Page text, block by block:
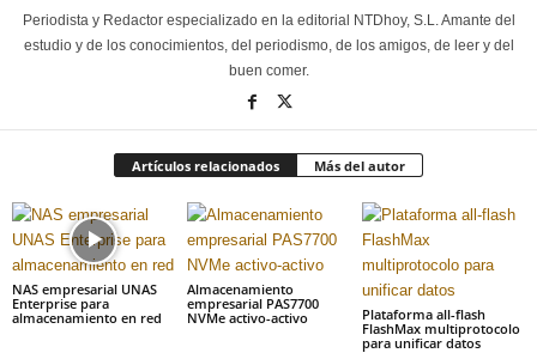
Periodista y Redactor especializado en la editorial NTDhoy, S.L. Amante del
estudio y de los conocimientos, del periodismo, de los amigos, de leer y del
buen comer.
Artículos relacionados Más del autor
NAS empresarial UNAS
Enterprise para
almacenamiento en red
Almacenamiento
empresarial PAS7700
NVMe activo-activo
Plataforma all-flash
FlashMax multiprotocolo
para unificar datos